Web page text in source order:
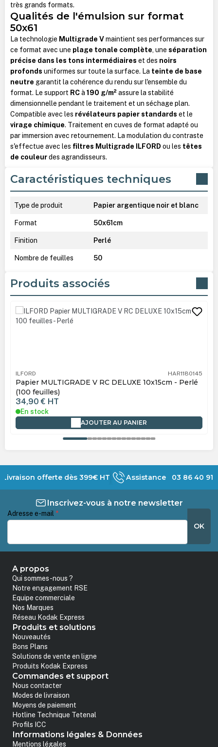
très grands formats.
Qualités de l'émulsion sur format
50x61
La technologie Multigrade Vmaintient ses performances sur
ce format avec une plage tonale complète, une séparation
précise dans les tons intermédiaires et des noirs
profonds uniformes sur toute la surface. La teinte de base
neutre garantit la cohérence du rendu sur l'ensemble du
format. Le support RCà 190 g/m²assure la stabilité
dimensionnelle pendant le traitement et un séchage plan.
Compatible avec les révélateurs papier standards et le
virage chimique. Traitement en cuves de format adapté ou
par immersion avec retournement. La modulation du contraste
s'effectue avec les filtres Multigrade ILFORD ou les têtes
de couleurdes agrandisseurs.
Caractéristiques techniques
Type de produit Papier argentique noir et blanc
Format 50x61cm
Finition Perlé
Nombre de feuilles 50
Produits associés
Ignorer la galerie de produits
HAR1180145
10x15cm - Perlé
Papier MULTIGRADE V RC DELUXE
Livraison offerte dès 399€ HT Assistance 03 86 40 91
Inscrivez-vous à notre newsletter
Adresse e-mail *
OK
A propos
Qui sommes-nous ?
Notre engagement RSE
Equipe commerciale
Nos Marques
Réseau Kodak Express
Produits et solutions
Nouveautés
Bons Plans
Solutions de vente en ligne
Produits Kodak Express
Commandes et support
Nous contacter
Modes de livraison
Moyens de paiement
Hotline Technique Tetenal
Profils ICC
Informations légales & Données
Mentions légales